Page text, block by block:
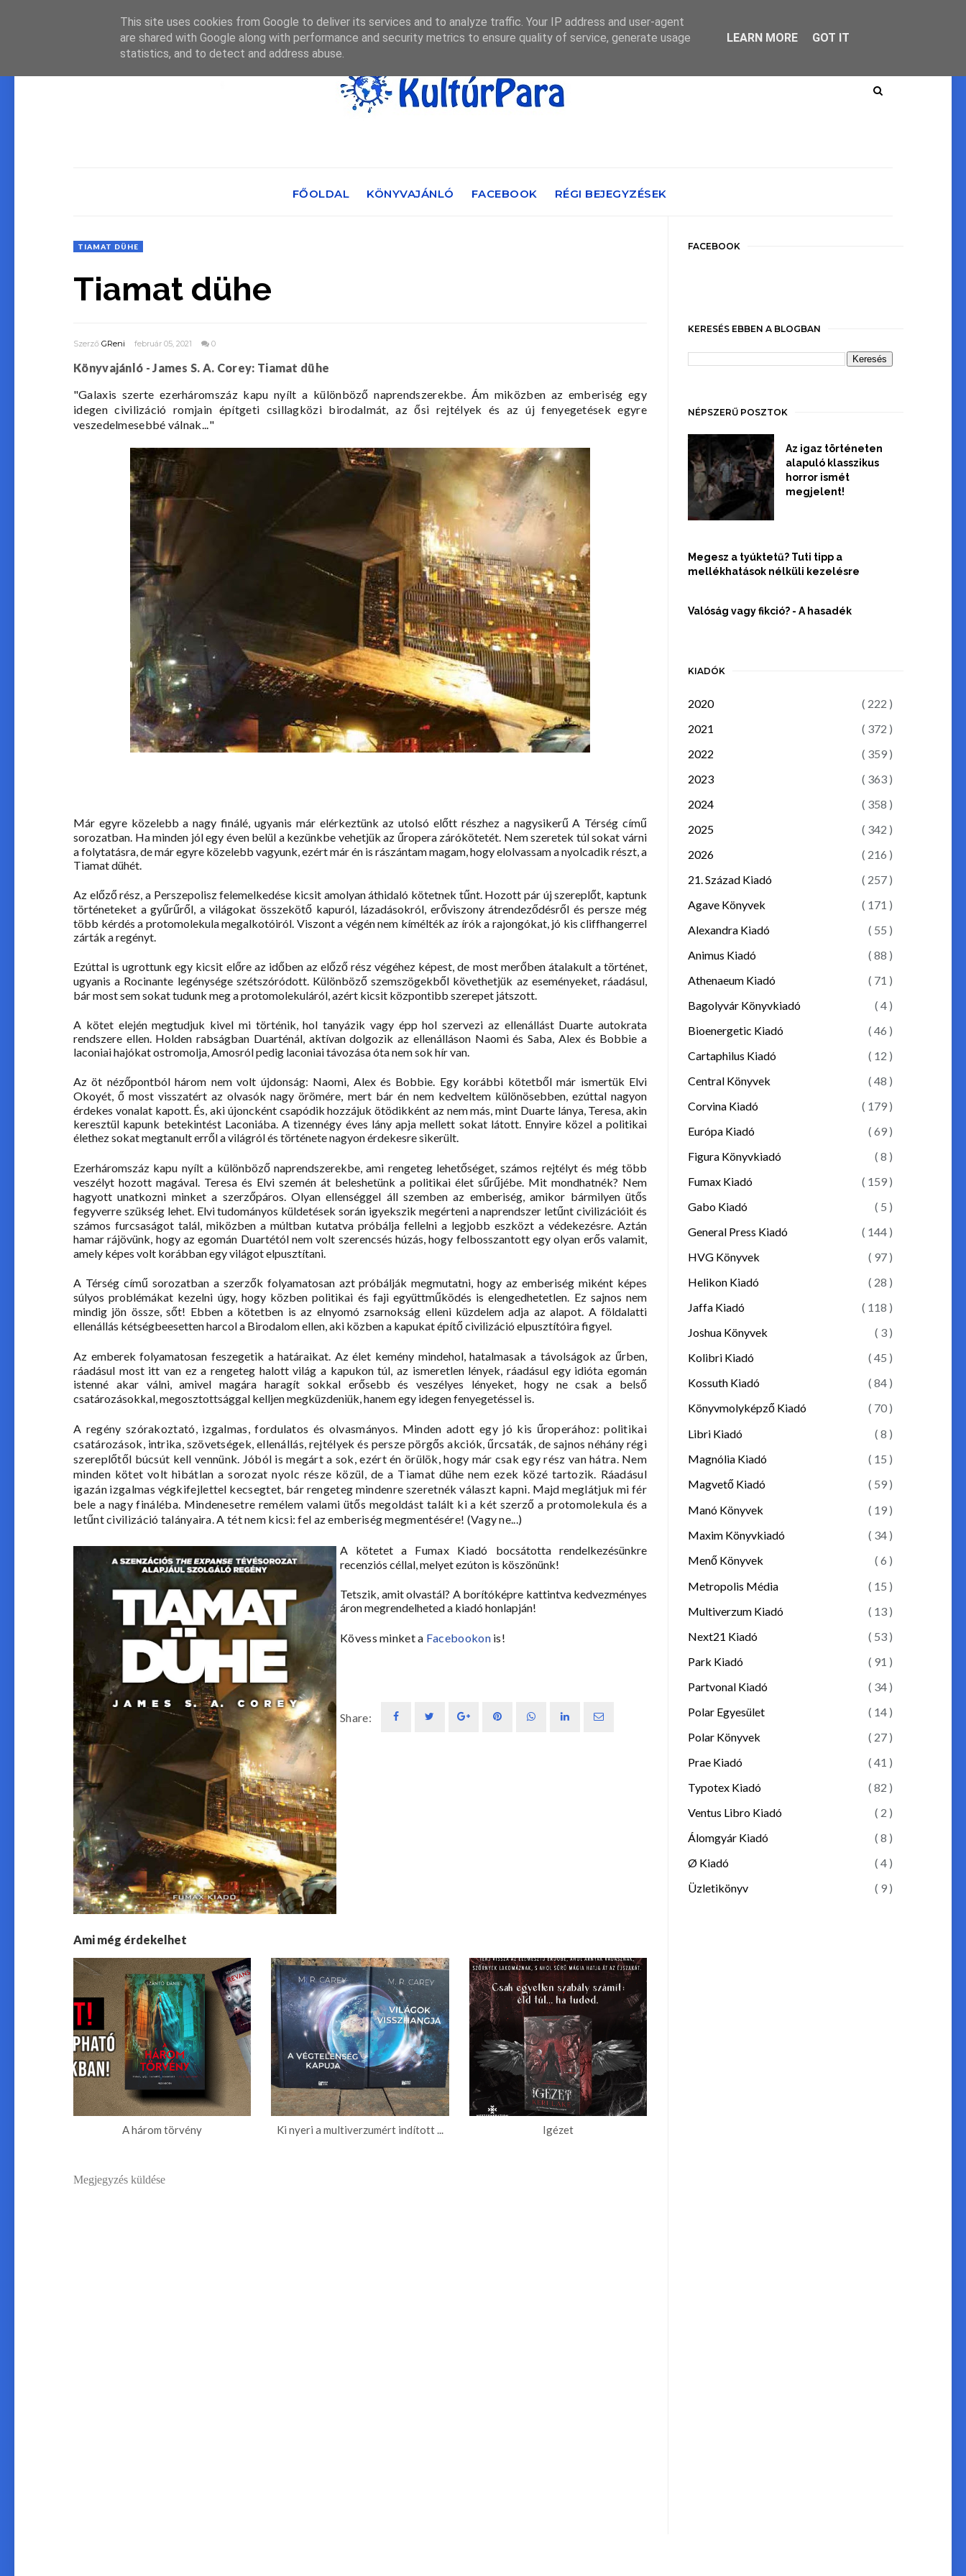
FŐOLDAL KÖNYVAJÁNLÓ FACEBOOK RÉGI BEJEGYZÉSEK
TIAMAT DÜHE
Tiamat dühe
Szerző GReni február 05, 2021 0
Könyvajánló - James S. A. Corey: Tiamat dühe
"Galaxis szerte ezerháromszáz kapu nyílt a különböző naprendszerekbe. Ám miközben az emberiség egy
idegen civilizáció romjain építgeti csillagközi birodalmát, az ősi rejtélyek és az új fenyegetések egyre
veszedelmesebbé válnak..."
Már egyre közelebb a nagy finálé, ugyanis már elérkeztünk az utolsó előtt részhez a nagysikerű A Térség című
sorozatban. Ha minden jól egy éven belül a kezünkbe vehetjük az űropera zárókötetét. Nem szeretek túl sokat várni
a folytatásra, de már egyre közelebb vagyunk, ezért már én is rászántam magam, hogy elolvassam a nyolcadik részt, a
Tiamat dühét.
Az előző rész, a Perszepolisz felemelkedése kicsit amolyan áthidaló kötetnek tűnt. Hozott pár új szereplőt, kaptunk
történeteket a gyűrűről, a világokat összekötő kapuról, lázadásokról, erőviszony átrendeződésről és persze még
több kérdés a protomolekula megalkotóiról. Viszont a végén nem kímélték az írók a rajongókat, jó kis cliffhangerrel
zárták a regényt.
Ezúttal is ugrottunk egy kicsit előre az időben az előző rész végéhez képest, de most merőben átalakult a történet,
ugyanis a Rocinante legénysége szétszóródott. Különböző szemszögekből követhetjük az eseményeket, ráadásul,
bár most sem sokat tudunk meg a protomolekuláról, azért kicsit központibb szerepet játszott.
A kötet elején megtudjuk kivel mi történik, hol tanyázik vagy épp hol szervezi az ellenállást Duarte autokrata
rendszere ellen. Holden rabságban Duarténál, aktívan dolgozik az ellenálláson Naomi és Saba, Alex és Bobbie a
laconiai hajókat ostromolja, Amosról pedig laconiai távozása óta nem sok hír van.
Az öt nézőpontból három nem volt újdonság: Naomi, Alex és Bobbie. Egy korábbi kötetből már ismertük Elvi
Okoyét, ő most visszatért az olvasók nagy örömére, mert bár én nem kedveltem különösebben, ezúttal nagyon
érdekes vonalat kapott. És, aki újoncként csapódik hozzájuk ötödikként az nem más, mint Duarte lánya, Teresa, akin
keresztül kapunk betekintést Laconiába. A tizennégy éves lány apja mellett sokat látott. Ennyire közel a politikai
élethez sokat megtanult erről a világról és története nagyon érdekesre sikerült.
Ezerháromszáz kapu nyílt a különböző naprendszerekbe, ami rengeteg lehetőséget, számos rejtélyt és még több
veszélyt hozott magával. Teresa és Elvi szemén át beleshetünk a politikai élet sűrűjébe. Mit mondhatnék? Nem
hagyott unatkozni minket a szerzőpáros. Olyan ellenséggel áll szemben az emberiség, amikor bármilyen ütős
fegyverre szükség lehet. Elvi tudományos küldetések során igyekszik megérteni a naprendszer letűnt civilizációit és
számos furcsaságot talál, miközben a múltban kutatva próbálja fellelni a legjobb eszközt a védekezésre. Aztán
hamar rájövünk, hogy az egomán Duartétól nem volt szerencsés húzás, hogy felbosszantott egy olyan erős valamit,
amely képes volt korábban egy világot elpusztítani.
A Térség című sorozatban a szerzők folyamatosan azt próbálják megmutatni, hogy az emberiség miként képes
súlyos problémákat kezelni úgy, hogy közben politikai és faji együttműködés is elengedhetetlen. Ez sajnos nem
mindig jön össze, sőt! Ebben a kötetben is az elnyomó zsarnokság elleni küzdelem adja az alapot. A földalatti
ellenállás kétségbeesetten harcol a Birodalom ellen, aki közben a kapukat építő civilizáció elpusztítóira figyel.
Az emberek folyamatosan feszegetik a határaikat. Az élet kemény mindehol, hatalmasak a távolságok az űrben,
ráadásul most itt van ez a rengeteg halott világ a kapukon túl, az ismeretlen lények, ráadásul egy idióta egomán
istenné akar válni, amivel magára haragít sokkal erősebb és veszélyes lényeket, hogy ne csak a belső
csatározásokkal, megosztottsággal kelljen megküzdeniük, hanem egy idegen fenyegetéssel is.
A regény szórakoztató, izgalmas, fordulatos és olvasmányos. Minden adott egy jó kis űroperához: politikai
csatározások, intrika, szövetségek, ellenállás, rejtélyek és persze pörgős akciók, űrcsaták, de sajnos néhány régi
szereplőtől búcsút kell vennünk. Jóból is megárt a sok, ezért én örülök, hogy már csak egy rész van hátra. Nem
minden kötet volt hibátlan a sorozat nyolc része közül, de a Tiamat dühe nem ezek közé tartozik. Ráadásul
igazán izgalmas végkifejlettel kecsegtet, bár rengeteg mindenre szeretnék választ kapni. Majd meglátjuk mi fér
bele a nagy fináléba. Mindenesetre remélem valami ütős megoldást talált ki a két szerző a protomolekula és a
letűnt civilizáció talányaira. A tét nem kicsi: fel az emberiség megmentésére! (Vagy ne...)
A kötetet a Fumax Kiadó bocsátotta rendelkezésünkre
recenziós céllal, melyet ezúton is köszönünk!
Tetszik, amit olvastál? A borítóképre kattintva kedvezményes
áron megrendelheted a kiadó honlapján!
Kövess minket a Facebookonis!
Share:
Ami még érdekelhet
A három törvény Ki nyeri a multiverzumért indított ... Igézet
Megjegyzés küldése
FACEBOOK
KERESÉS EBBEN A BLOGBAN
NÉPSZERŰ POSZTOK
Az igaz történeten
alapuló klasszikus
horror ismét
megjelent!
Megesz a tyúktetű? Tuti tipp a
mellékhatások nélküli kezelésre
Valóság vagy fikció? - A hasadék
KIADÓK
2020
( 222 )
2021
( 372 )
2022
( 359 )
2023
( 363 )
2024
( 358 )
2025
( 342 )
2026
( 216 )
21. Század Kiadó
( 257 )
Agave Könyvek
( 171 )
Alexandra Kiadó
( 55 )
Animus Kiadó
( 88 )
Athenaeum Kiadó
( 71 )
Bagolyvár Könyvkiadó
( 4 )
Bioenergetic Kiadó
( 46 )
Cartaphilus Kiadó
( 12 )
Central Könyvek
( 48 )
Corvina Kiadó
( 179 )
Európa Kiadó
( 69 )
Figura Könyvkiadó
( 8 )
Fumax Kiadó
( 159 )
Gabo Kiadó
( 5 )
General Press Kiadó
( 144 )
HVG Könyvek
( 97 )
Helikon Kiadó
( 28 )
Jaffa Kiadó
( 118 )
Joshua Könyvek
( 3 )
Kolibri Kiadó
( 45 )
Kossuth Kiadó
( 84 )
Könyvmolyképző Kiadó
( 70 )
Libri Kiadó
( 8 )
Magnólia Kiadó
( 15 )
Magvető Kiadó
( 59 )
Manó Könyvek
( 19 )
Maxim Könyvkiadó
( 34 )
Menő Könyvek
( 6 )
Metropolis Média
( 15 )
Multiverzum Kiadó
( 13 )
Next21 Kiadó
( 53 )
Park Kiadó
( 91 )
Partvonal Kiadó
( 34 )
Polar Egyesület
( 14 )
Polar Könyvek
( 27 )
Prae Kiadó
( 41 )
Typotex Kiadó
( 82 )
Ventus Libro Kiadó
( 2 )
Álomgyár Kiadó
( 8 )
Ø Kiadó
( 4 )
Üzletikönyv
( 9 )
This site uses cookies from Google to deliver its services and to analyze traffic. Your IP address and user-agent
are shared with Google along with performance and security metrics to ensure quality of service, generate usage
statistics, and to detect and address abuse.
LEARN MORE GOT IT